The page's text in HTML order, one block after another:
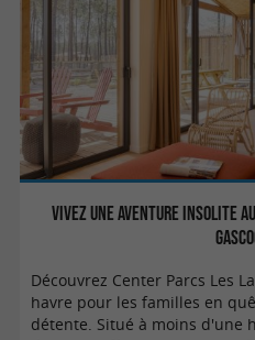
Vivez une aventure insolite
Découvrez Center Parcs Les
havre pour les familles en
détente. Situé à moins d'une